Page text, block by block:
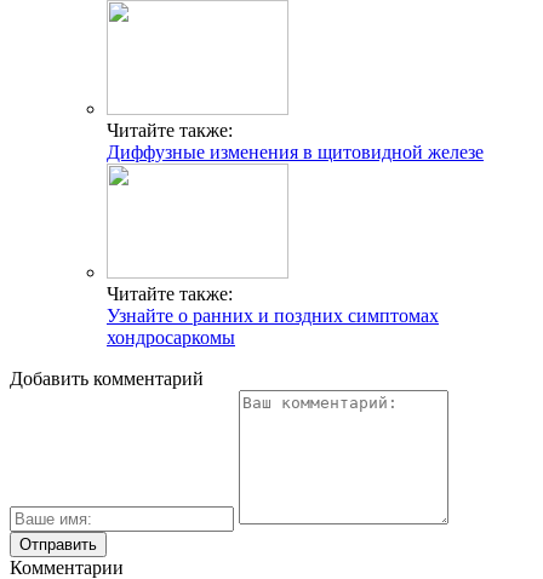
Читайте также:
Диффузные изменения в щитовидной железе
Читайте также:
Узнайте о ранних и поздних симптомах
хондросаркомы
Добавить комментарий
Комментарии